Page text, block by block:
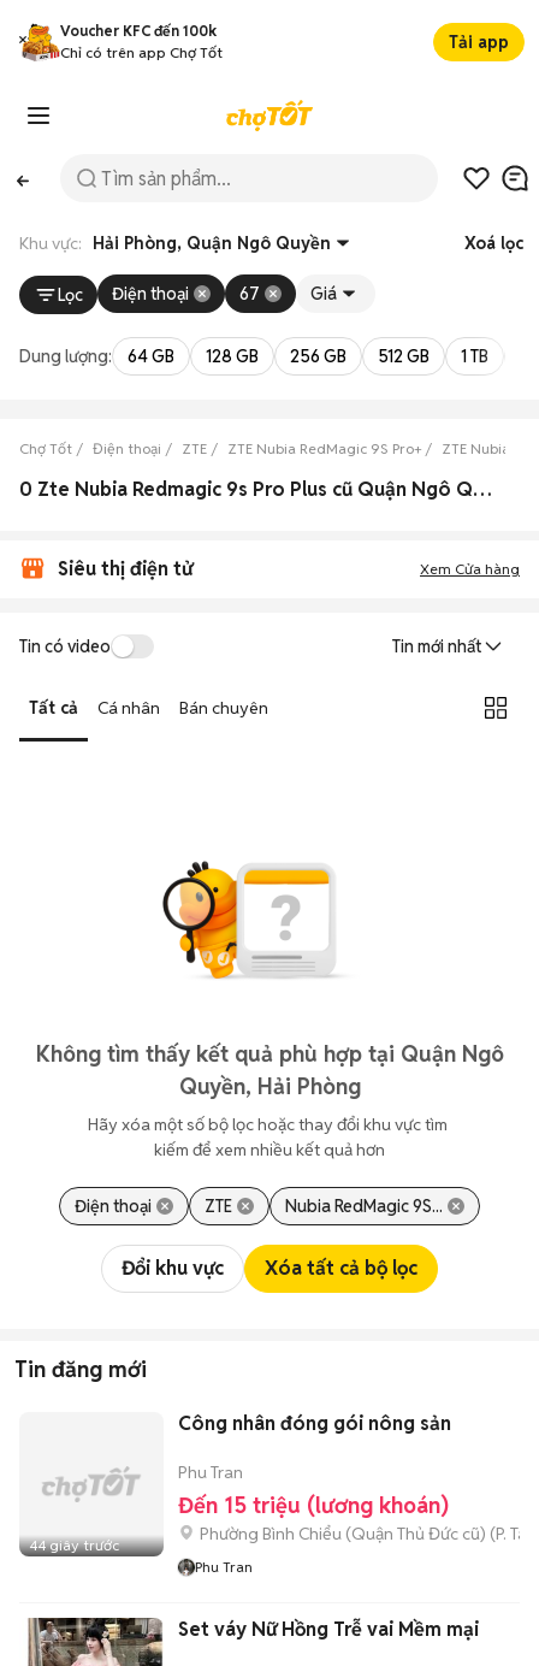
Voucher KFC đến 100k
Chỉ có trên app Chợ Tốt
Tải app
Khu vực: Hải Phòng, Quận Ngô Quyền Xoá lọc
Lọc Điện thoại 67 Giá
Dung lượng: 64 GB 128 GB 256 GB 512 GB 1 TB
Chợ Tốt Điện thoại ZTE ZTE Nubia RedMagic 9S Pro+ ZTE Nubia
0 Zte Nubia Redmagic 9s Pro Plus cũ Quận Ngô Quyền, Hải Phòng đẹp
Siêu thị điện tử Xem Cửa hàng
Tin có video Tin mới nhất
Tất cả Cá nhân Bán chuyên
Không tìm thấy kết quả phù hợp tại Quận Ngô
Quyền, Hải Phòng
Hãy xóa một số bộ lọc hoặc thay đổi khu vực tìm
kiếm để xem nhiều kết quả hơn
Điện thoại ZTE Nubia RedMagic 9S...
Đổi khu vực Xóa tất cả bộ lọc
Tin đăng mới
44 giây trước
Công nhân đóng gói nông sản
Phu Tran
Đến 15 triệu (lương khoán)
Phường Bình Chiểu (Quận Thủ Đức cũ) (P.
Phu Tran
Set váy Nữ Hồng Trễ vai Mềm mại